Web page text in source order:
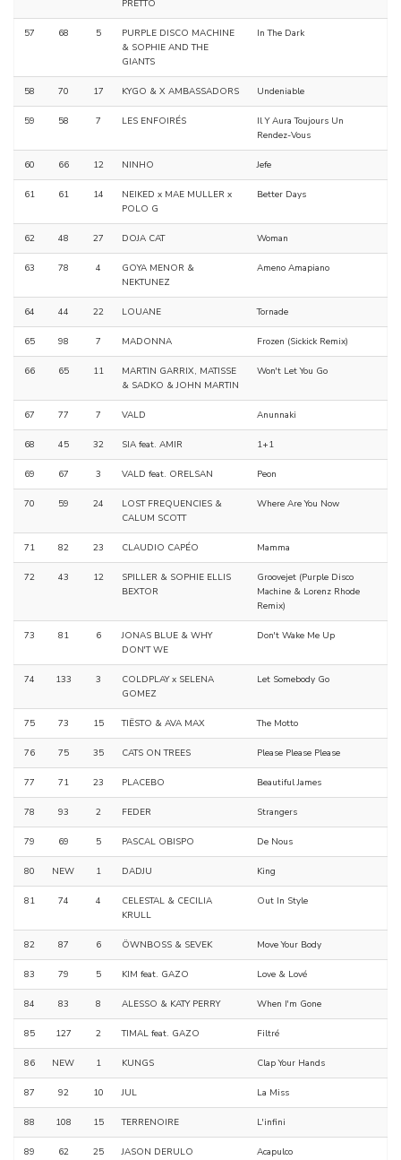
PRETTO
57 68 5
PURPLE DISCO MACHINE
& SOPHIE AND THE
GIANTS
In The Dark
58 70 17 KYGO & X AMBASSADORS Undeniable
59 58 7 LES ENFOIRÉS
Il Y Aura Toujours Un
Rendez-Vous
60 66 12 NINHO Jefe
61 61 14
NEIKED x MAE MULLER x
POLO G
Better Days
62 48 27 DOJA CAT Woman
63 78 4
GOYA MENOR &
NEKTUNEZ
Ameno Amapiano
64 44 22 LOUANE Tornade
65 98 7 MADONNA Frozen (Sickick Remix)
66 65 11
MARTIN GARRIX, MATISSE
& SADKO & JOHN MARTIN
Won't Let You Go
67 77 7 VALD Anunnaki
68 45 32 SIA feat. AMIR 1+1
69 67 3 VALD feat. ORELSAN Peon
70 59 24
LOST FREQUENCIES &
CALUM SCOTT
Where Are You Now
71 82 23 CLAUDIO CAPÉO Mamma
72 43 12
SPILLER & SOPHIE ELLIS
BEXTOR
Groovejet (Purple Disco
Machine & Lorenz Rhode
Remix)
73 81 6
JONAS BLUE & WHY
DON'T WE
Don't Wake Me Up
74 133 3
COLDPLAY x SELENA
GOMEZ
Let Somebody Go
75 73 15 TIËSTO & AVA MAX The Motto
76 75 35 CATS ON TREES Please Please Please
77 71 23 PLACEBO Beautiful James
78 93 2 FEDER Strangers
79 69 5 PASCAL OBISPO De Nous
80 NEW 1 DADJU King
81 74 4
CELESTAL & CECILIA
KRULL
Out In Style
82 87 6 ÖWNBOSS & SEVEK Move Your Body
83 79 5 KIM feat. GAZO Love & Lové
84 83 8 ALESSO & KATY PERRY When I'm Gone
85 127 2 TIMAL feat. GAZO Filtré
86 NEW 1 KUNGS Clap Your Hands
87 92 10 JUL La Miss
88 108 15 TERRENOIRE L'infini
89 62 25 JASON DERULO Acapulco